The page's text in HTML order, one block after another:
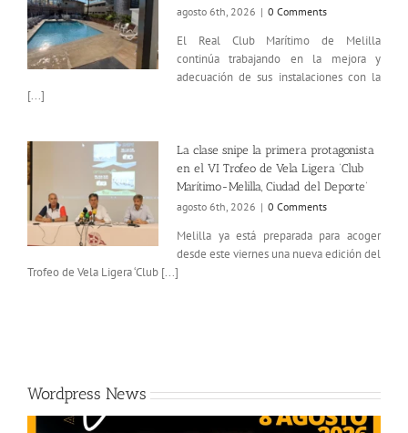
agosto 6th, 2026 | 0 Comments
El Real Club Marítimo de Melilla
continúa trabajando en la mejora y
adecuación de sus instalaciones con la
[...]
La clase snipe la primera protagonista
en el VI Trofeo de Vela Ligera ‘Club
Marítimo-Melilla, Ciudad del Deporte’
agosto 6th, 2026 | 0 Comments
Melilla ya está preparada para acoger
desde este viernes una nueva edición del
Trofeo de Vela Ligera ‘Club [...]
Wordpress News